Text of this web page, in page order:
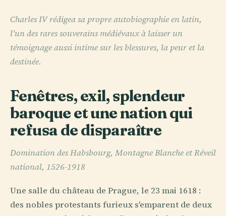
Charles IV rédigea sa propre autobiographie en latin,
l'un des rares souverains médiévaux à laisser un
témoignage aussi intime sur les blessures, la peur et la
destinée.
Fenêtres, exil, splendeur
baroque et une nation qui
refusa de disparaître
Domination des Habsbourg, Montagne Blanche et Réveil
national, 1526-1918
Une salle du château de Prague, le 23 mai 1618 :
des nobles protestants furieux s'emparent de deux